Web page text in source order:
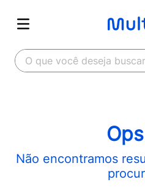
O que você deseja buscar?
Não encontramos